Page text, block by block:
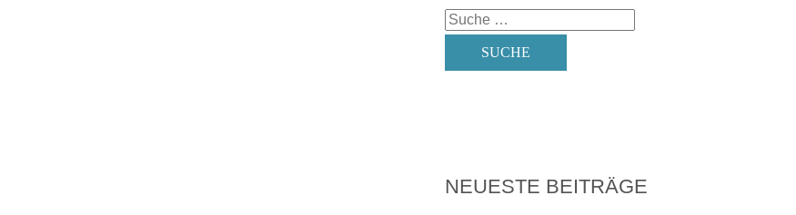
NEUESTE BEITRÄGE